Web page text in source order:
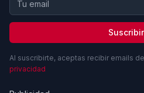
Al suscribirte, aceptas recibir emails
privacidad